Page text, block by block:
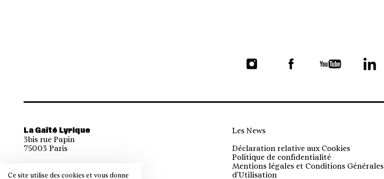
La Gaîté Lyrique
3bis rue Papin
75003 Paris
Les News
Déclaration relative aux Cookies
Politique de confidentialité
Mentions légales et Conditions Générales
d'Utilisation
Ce site utilise des cookies et vous donne